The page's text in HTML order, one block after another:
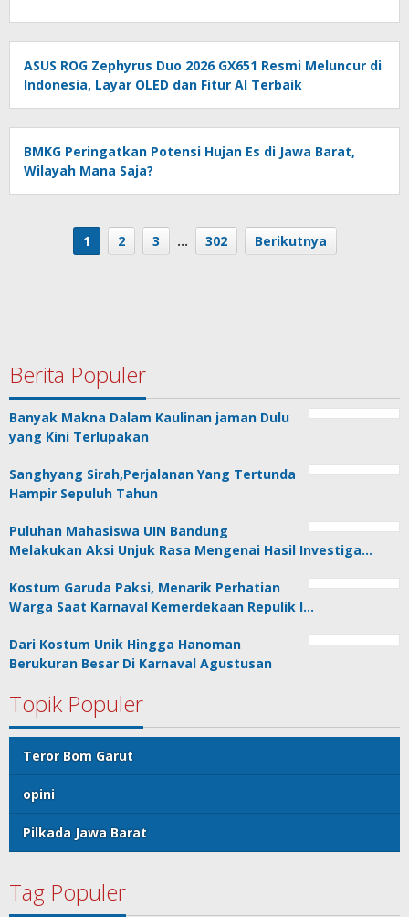
ASUS ROG Zephyrus Duo 2026 GX651 Resmi Meluncur di
Indonesia, Layar OLED dan Fitur AI Terbaik
BMKG Peringatkan Potensi Hujan Es di Jawa Barat,
Wilayah Mana Saja?
1 2 3 … 302 Berikutnya
Berita Populer
Banyak Makna Dalam Kaulinan jaman Dulu
yang Kini Terlupakan
Sanghyang Sirah,Perjalanan Yang Tertunda
Hampir Sepuluh Tahun
Puluhan Mahasiswa UIN Bandung
Melakukan Aksi Unjuk Rasa Mengenai Hasil Investiga…
Kostum Garuda Paksi, Menarik Perhatian
Warga Saat Karnaval Kemerdekaan Repulik I…
Dari Kostum Unik Hingga Hanoman
Berukuran Besar Di Karnaval Agustusan
Topik Populer
Teror Bom Garut
opini
Pilkada Jawa Barat
Tag Populer